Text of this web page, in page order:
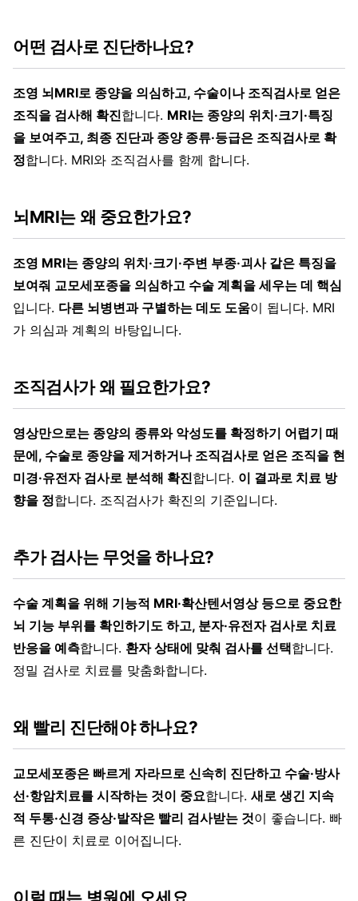
어떤 검사로 진단하나요?
조영 뇌MRI로 종양을 의심하고, 수술이나 조직검사로 얻은
조직을 검사해 확진합니다. MRI는 종양의 위치·크기·특징
을 보여주고, 최종 진단과 종양 종류·등급은 조직검사로 확
정합니다. MRI와 조직검사를 함께 합니다.
뇌MRI는 왜 중요한가요?
조영 MRI는 종양의 위치·크기·주변 부종·괴사 같은 특징을
보여줘 교모세포종을 의심하고 수술 계획을 세우는 데 핵심
입니다. 다른 뇌병변과 구별하는 데도 도움이 됩니다. MRI
가 의심과 계획의 바탕입니다.
조직검사가 왜 필요한가요?
영상만으로는 종양의 종류와 악성도를 확정하기 어렵기 때
문에, 수술로 종양을 제거하거나 조직검사로 얻은 조직을 현
미경·유전자 검사로 분석해 확진합니다. 이 결과로 치료 방
향을 정합니다. 조직검사가 확진의 기준입니다.
추가 검사는 무엇을 하나요?
수술 계획을 위해 기능적 MRI·확산텐서영상 등으로 중요한
뇌 기능 부위를 확인하기도 하고, 분자·유전자 검사로 치료
반응을 예측합니다. 환자 상태에 맞춰 검사를 선택합니다.
정밀 검사로 치료를 맞춤화합니다.
왜 빨리 진단해야 하나요?
교모세포종은 빠르게 자라므로 신속히 진단하고 수술·방사
선·항암치료를 시작하는 것이 중요합니다. 새로 생긴 지속
적 두통·신경 증상·발작은 빨리 검사받는 것이 좋습니다. 빠
른 진단이 치료로 이어집니다.